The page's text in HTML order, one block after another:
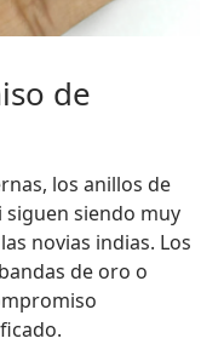
de
los anillos de
siendo muy
novias indias. Los
de oro o